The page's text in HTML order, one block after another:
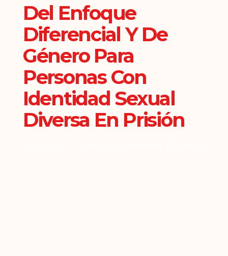
Del Enfoque
Diferencial Y De
Género Para
Personas Con
Identidad Sexual
Diversa En Prisión